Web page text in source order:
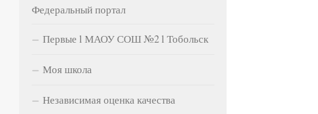
Федеральный портал
Первые l МАОУ СОШ №2 l Тобольск
Моя школа
Независимая оценка качества